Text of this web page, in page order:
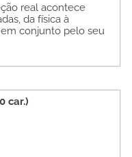
real acontece
da física à
conjunto pelo seu
car.)